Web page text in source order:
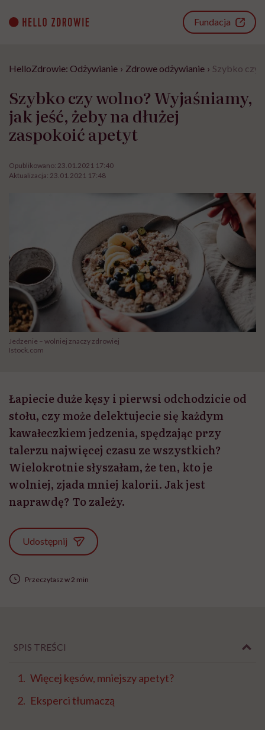
content
Fundacja
HelloZdrowie: Odżywianie › Zdrowe odżywianie › Szybko czy
Szybko czy wolno? Wyjaśniamy,
jak jeść, żeby na dłużej
zaspokoić apetyt
Opublikowano: 23.01.2021 17:40
Aktualizacja: 23.01.2021 17:48
Jedzenie – wolniej znaczy zdrowiej
Istock.com
Łapiecie duże kęsy i pierwsi odchodzicie od
stołu, czy może delektujecie się każdym
kawałeczkiem jedzenia, spędzając przy
talerzu najwięcej czasu ze wszystkich?
Wielokrotnie słyszałam, że ten, kto je
wolniej, zjada mniej kalorii. Jak jest
naprawdę? To zależy.
Udostępnij
Przeczytasz w 2 min
SPIS TREŚCI
Więcej kęsów, mniejszy apetyt?
Eksperci tłumaczą